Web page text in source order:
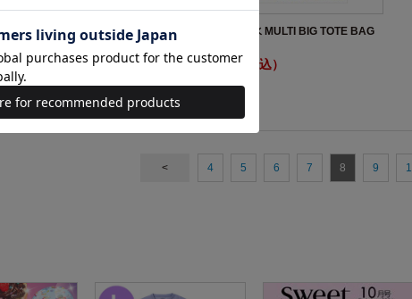
ムーミンやしき 加湿器
（税込）
MOOMIN 撥水 MULTI BIG TOTE BAG
2849円（税込）
< 4 5 6 7 8 9